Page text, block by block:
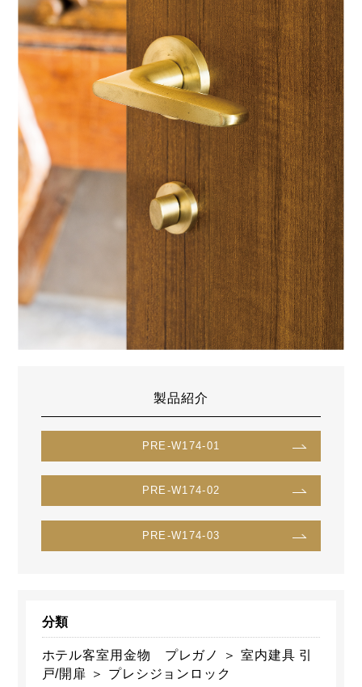
製品紹介
PRE-W174-01
PRE-W174-02
PRE-W174-03
分類
ホテル客室用金物 プレガノ ＞ 室内建具 引
戸/開扉 ＞ プレシジョンロック